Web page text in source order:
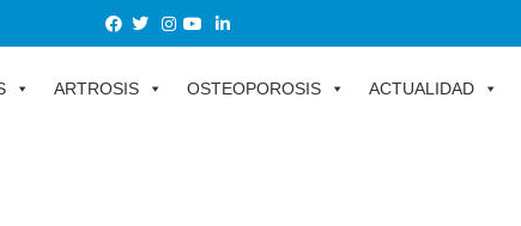
ARTROSIS OSTEOPOROSIS ACTUALIDAD